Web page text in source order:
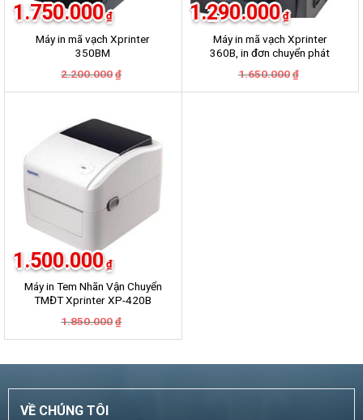
Máy in mã vạch Xprinter
350BM
2.200.000 ₫
là:
1.750.000 ₫
tại
Máy in mã vạch Xprinter
360B, in đơn chuyển phát
VNpost, Best, J&T
1.650.000 ₫
là:
1.290.000 ₫
tại
Máy in Tem Nhãn Vận Chuyển
TMĐT Xprinter XP-420B
1.850.000 ₫
là:
1.500.000 ₫
tại
1.500.000₫.
VỀ CHÚNG TÔI